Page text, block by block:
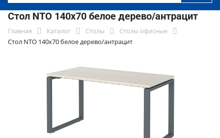
Стол NTO 140x70 белое дерево/антрацит
Главная Каталог Столы
Столы офисные
Стол NTO 140x70 белое дерево/антрацит